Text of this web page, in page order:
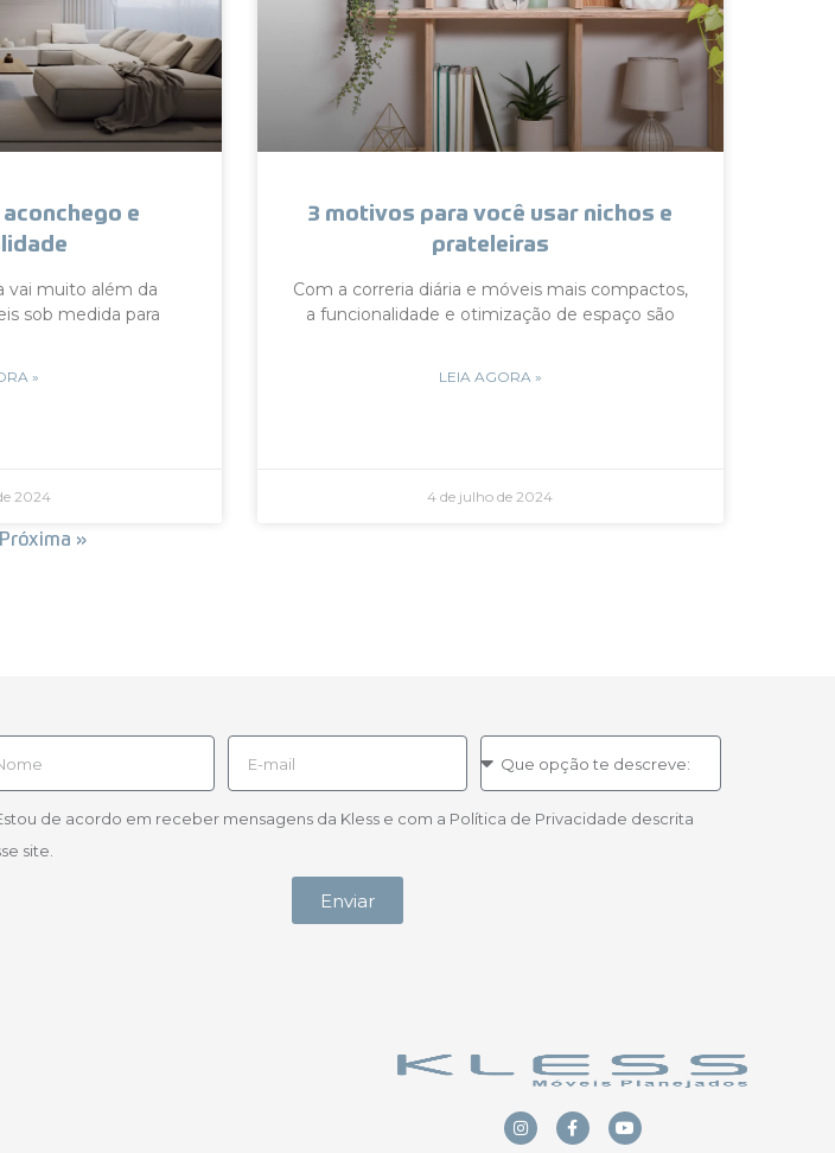
e
vai muito além da
sob medida para
»
2024
3 motivos para você usar nichos e
prateleiras
Com a correria diária e móveis mais compactos,
a funcionalidade e otimização de espaço são
LEIA AGORA »
4 de julho de 2024
Próxima »
de acordo em receber mensagens da Kless e com a Política de Privacidade descrita
site.
Enviar